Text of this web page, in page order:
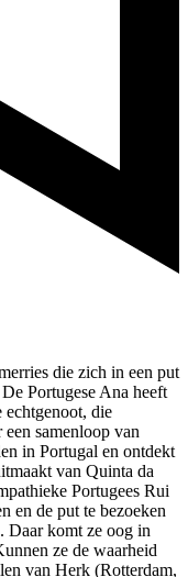
die zich in een put
Portugese Ana heeft
echtgenoot, die
samenloop van
in Portugal en ontdekt
van Quinta da
Portugees Rui
en de put te bezoeken
Daar komt ze oog in
ze de waarheid
van Herk (Rotterdam,